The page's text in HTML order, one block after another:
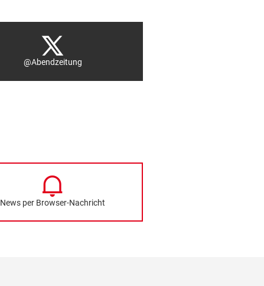
@Abendzeitung
News per Browser-Nachricht